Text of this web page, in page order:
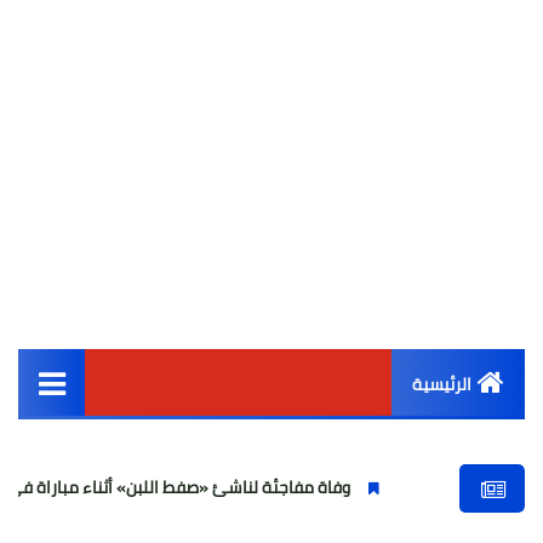
الرئيسية
أخبار مصر
وفاة مفاجئة لناشئ «صفط اللبن» أثناء مباراة في الجيزة وتصاعد